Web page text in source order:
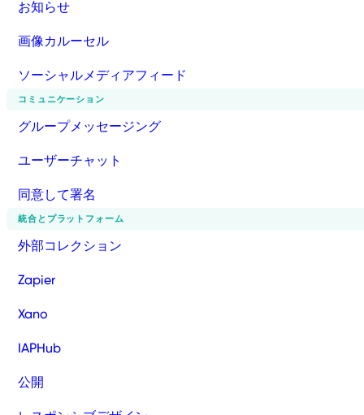
お知らせ
画像カルーセル
ソーシャルメディアフィード
コミュニケーション
グループメッセージング
ユーザーチャット
同意して署名
統合とプラットフォーム
外部コレクション
Zapier
Xano
IAPHub
公開